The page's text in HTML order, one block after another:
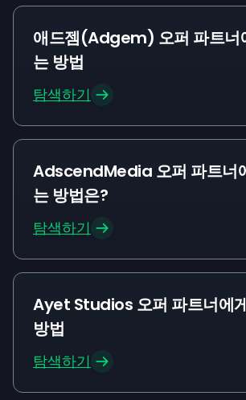
애드젬(Adgem) 오퍼 파트너
는 방법
탐색하기
AdscendMedia 오퍼 파트너
는 방법은?
탐색하기
Ayet Studios 오퍼 파트너에
방법
탐색하기